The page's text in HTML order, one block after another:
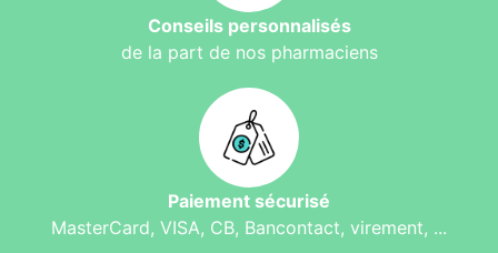
Conseils personnalisés
de la part de nos pharmaciens
Paiement sécurisé
MasterCard, VISA, CB, Bancontact, virement, ...